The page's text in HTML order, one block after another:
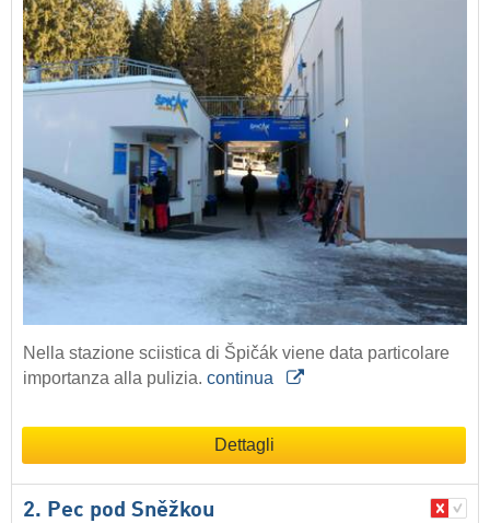
Nella stazione sciistica di Špičák viene data particolare
importanza alla pulizia. continua
Dettagli
2. Pec pod Sněžkou